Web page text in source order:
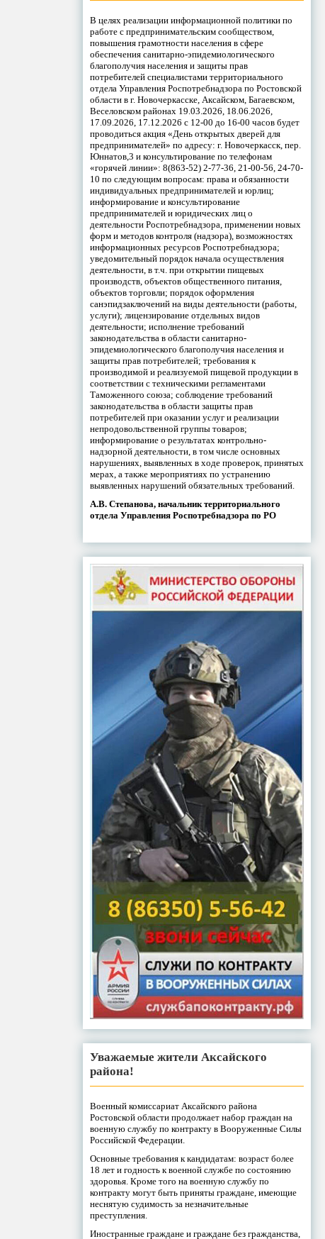
В целях реализации информационной политики по
работе с предпринимательским сообществом,
повышения грамотности населения в сфере
обеспечения санитарно-эпидемиологического
благополучия населения и защиты прав
потребителей специалистами территориального
отдела Управления Роспотребнадзора по Ростовской
области в г. Новочеркасске, Аксайском, Багаевском,
Веселовском районах 19.03.2026, 18.06.2026,
17.09.2026, 17.12.2026 с 12-00 до 16-00 часов будет
проводиться акция «День открытых дверей для
предпринимателей» по адресу: г. Новочеркасск, пер.
Юннатов,3 и консультирование по телефонам
«горячей линии»: 8(863-52) 2-77-36, 21-00-56, 24-70-
10 по следующим вопросам: права и обязанности
индивидуальных предпринимателей и юрлиц;
информирование и консультирование
предпринимателей и юридических лиц о
деятельности Роспотребнадзора, применении новых
форм и методов контроля (надзора), возможностях
информационных ресурсов Роспотребнадзора;
уведомительный порядок начала осуществления
деятельности, в т.ч. при открытии пищевых
производств, объектов общественного питания,
объектов торговли; порядок оформления
санэпидзаключений на виды деятельности (работы,
услуги); лицензирование отдельных видов
деятельности; исполнение требований
законодательства в области санитарно-
эпидемиологического благополучия населения и
защиты прав потребителей; требования к
производимой и реализуемой пищевой продукции в
соответствии с техническими регламентами
Таможенного союза; соблюдение требований
законодательства в области защиты прав
потребителей при оказании услуг и реализации
непродовольственной группы товаров;
информирование о результатах контрольно-
надзорной деятельности, в том числе основных
нарушениях, выявленных в ходе проверок, принятых
мерах, а также мероприятиях по устранению
выявленных нарушений обязательных требований.
А.В. Степанова, начальник территориального
отдела Управления Роспотребнадзора по РО
Уважаемые жители Аксайского
района!
Военный комиссариат Аксайского района
Ростовской области продолжает набор граждан на
военную службу по контракту в Вооруженные Силы
Российской Федерации.
Основные требования к кандидатам: возраст более
18 лет и годность к военной службе по состоянию
здоровья. Кроме того на военную службу по
контракту могут быть приняты граждане, имеющие
неснятую судимость за незначительные
преступления.
Иностранные граждане и граждане без гражданства,